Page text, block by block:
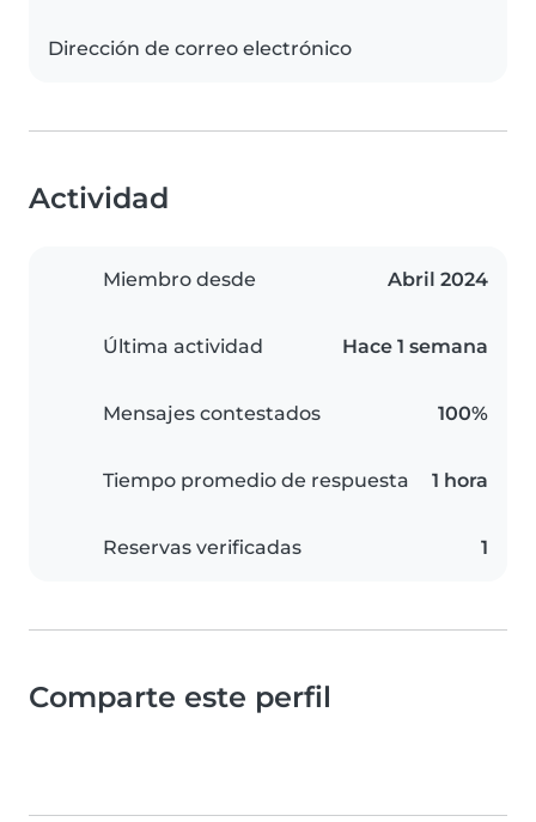
Dirección de correo electrónico
Actividad
Miembro desde Abril 2024
Última actividad Hace 1 semana
Mensajes contestados 100%
Tiempo promedio de respuesta 1 hora
Reservas verificadas 1
Comparte este perfil